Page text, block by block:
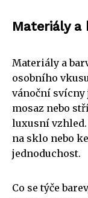
Materiály a
Materiály a
osobního
vánoční svícny
mosaz nebo
luxusní
na sklo nebo
jednoduchost.
Co se týče